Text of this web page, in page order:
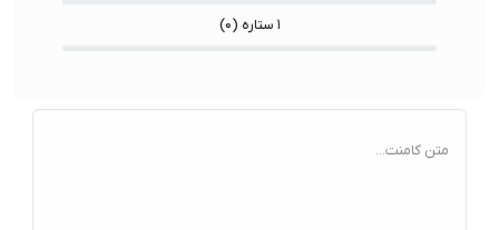
۱ ستاره ( ۰)
متن کامنت...